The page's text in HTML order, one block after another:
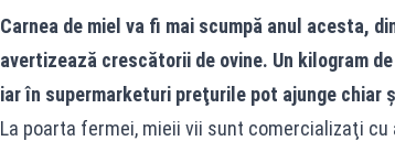
Carnea de miel va fi mai scumpă anul acesta,
avertizează crescătorii de ovine. Un kilogram
iar în supermarketuri preţurile pot ajunge chiar
La poarta fermei, mieii vii sunt comercializaţi